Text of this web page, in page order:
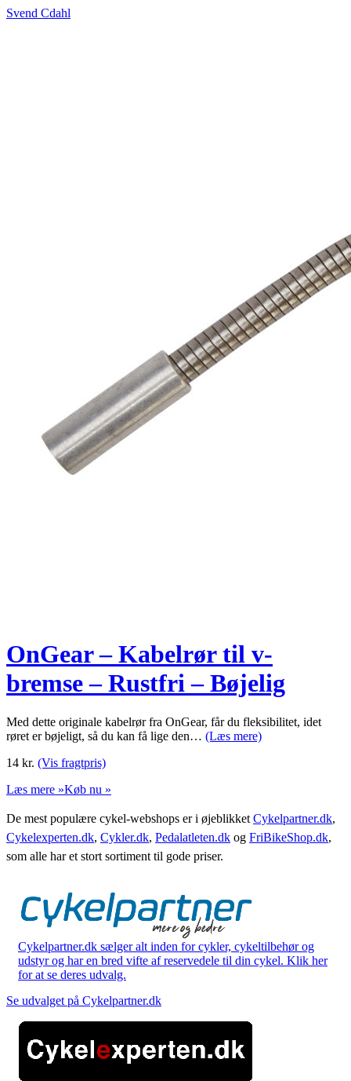
Svend Cdahl
OnGear – Kabelrør til v-
bremse – Rustfri – Bøjelig
Med dette originale kabelrør fra OnGear, får du fleksibilitet, idet
røret er bøjeligt, så du kan få lige den… (Læs mere)
14 kr. (Vis fragtpris)
Læs mere »Køb nu »
De mest populære cykel-webshops er i øjeblikket Cykelpartner.dk,
Cykelexperten.dk, Cykler.dk, Pedalatleten.dk og FriBikeShop.dk,
som alle har et stort sortiment til gode priser.
Cykelpartner.dk sælger alt inden for cykler, cykeltilbehør og
udstyr og har en bred vifte af reservedele til din cykel. Klik her
for at se deres udvalg.
Se udvalget på Cykelpartner.dk